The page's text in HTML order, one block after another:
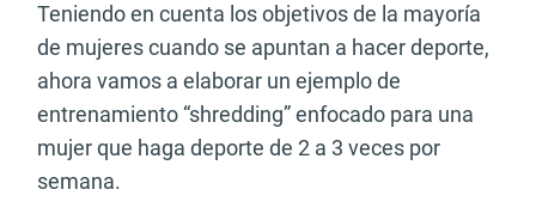
Teniendo en cuenta los objetivos de la mayoría
de mujeres cuando se apuntan a hacer deporte,
ahora vamos a elaborar un ejemplo de
entrenamiento “shredding” enfocado para una
mujer que haga deporte de 2 a 3 veces por
semana.